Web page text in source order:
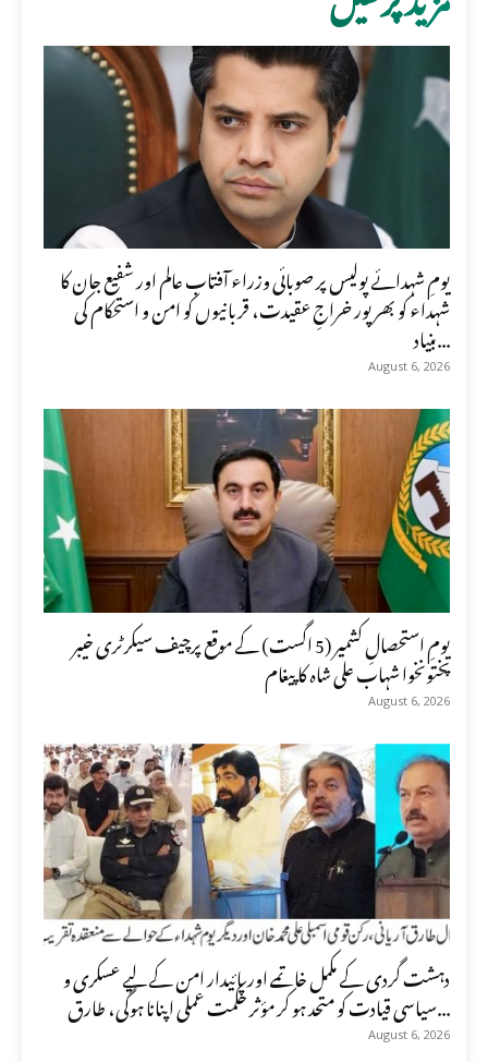
یومِ شہدائے پولیس پر صوبائی وزراء آفتاب عالم اور شفیع جان کا
شہداء کو بھرپور خراجِ عقیدت، قربانیوں کو امن و استحکام کی
بنیاد...
August 6, 2026
یومِ استحصالِ کشمیر (5 اگست) کے موقع پرچیف سیکرٹری خیبر
پختونخوا شہاب علی شاہ کا پیغام
August 6, 2026
دہشت گردی کے مکمل خاتمے اور پائیدار امن کے لیے عسکری و
سیاسی قیادت کو متحد ہو کر مؤثر حکمت عملی اپنانا ہوگی، طارق...
August 6, 2026